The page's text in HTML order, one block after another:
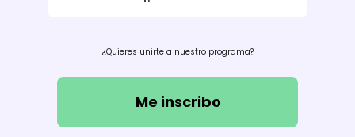
¿Quieres unirte a nuestro programa?
Me inscribo